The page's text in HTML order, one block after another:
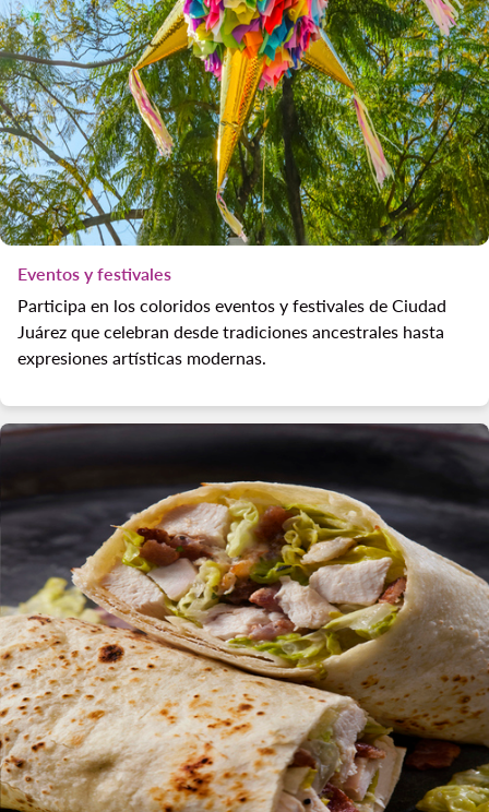
Eventos y festivales
Participa en los coloridos eventos y festivales de Ciudad
Juárez que celebran desde tradiciones ancestrales hasta
expresiones artísticas modernas.